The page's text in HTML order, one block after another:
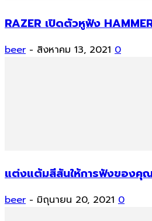
RAZER เปิดตัวหูฟัง
beer - สิงหาคม 13, 2021 0
แต่งแต้มสีสันให้การฟังของคุ
beer - มิถุนายน 20, 2021 0